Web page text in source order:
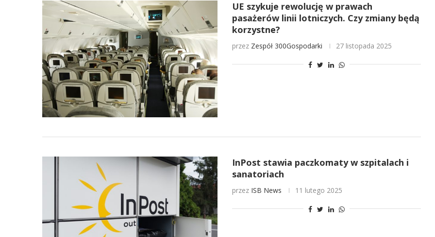
UE szykuje rewolucję w prawach
pasażerów linii lotniczych. Czy zmiany będą
korzystne?
przez Zespół 300Gospodarki 27 listopada 2025
InPost stawia paczkomaty w szpitalach i
sanatoriach
przez ISB News 11 lutego 2025